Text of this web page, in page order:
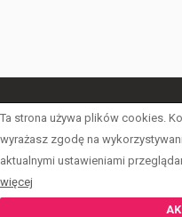
DOMY
DZIAŁKI
LOKALE UŻYTKOWE
Ta strona używa plików cookies.
wyrażasz zgodę na
aktualnymi ustawieniami
więcej